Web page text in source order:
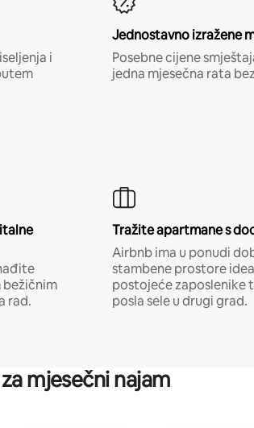
i
Jednostavno izražene
Posebne cijene
jedna mjesečna rata
bežičnim
rad.
Tražite apartmane s
Airbnb ima u ponudi
stambene prostore
postojeće zaposlenike
posla sele u drugi grad.
mjesečni najam